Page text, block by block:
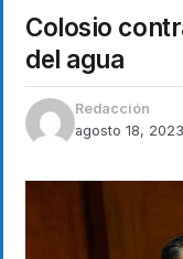
Colosio
del agua
Redacción
agosto 18, 2023